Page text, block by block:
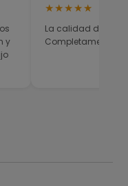
y
★★★★★
La calidad del
Completamente